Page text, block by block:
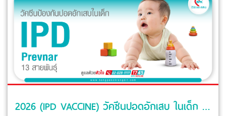
2026 (IPD VACCINE) วัคซีนปอดอักเสบ ในเด็ก 13 สายพันธุ์ (1เข็ม) ที่ โรงพยาบาลบางปะกอก รังสิต 2